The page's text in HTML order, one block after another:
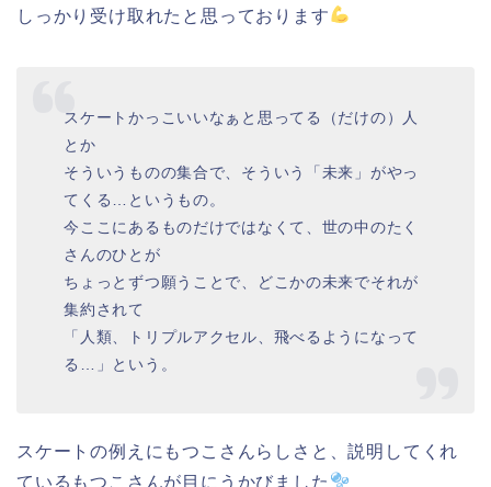
しっかり受け取れたと思っております
スケートかっこいいなぁと思ってる（だけの）人
とか
そういうものの集合で、そういう「未来」がやっ
てくる…というもの。
今ここにあるものだけではなくて、世の中のたく
さんのひとが
ちょっとずつ願うことで、どこかの未来でそれが
集約されて
「人類、トリプルアクセル、飛べるようになって
る…」という。
スケートの例えにもつこさんらしさと、説明してくれ
ているもつこさんが目にうかびました